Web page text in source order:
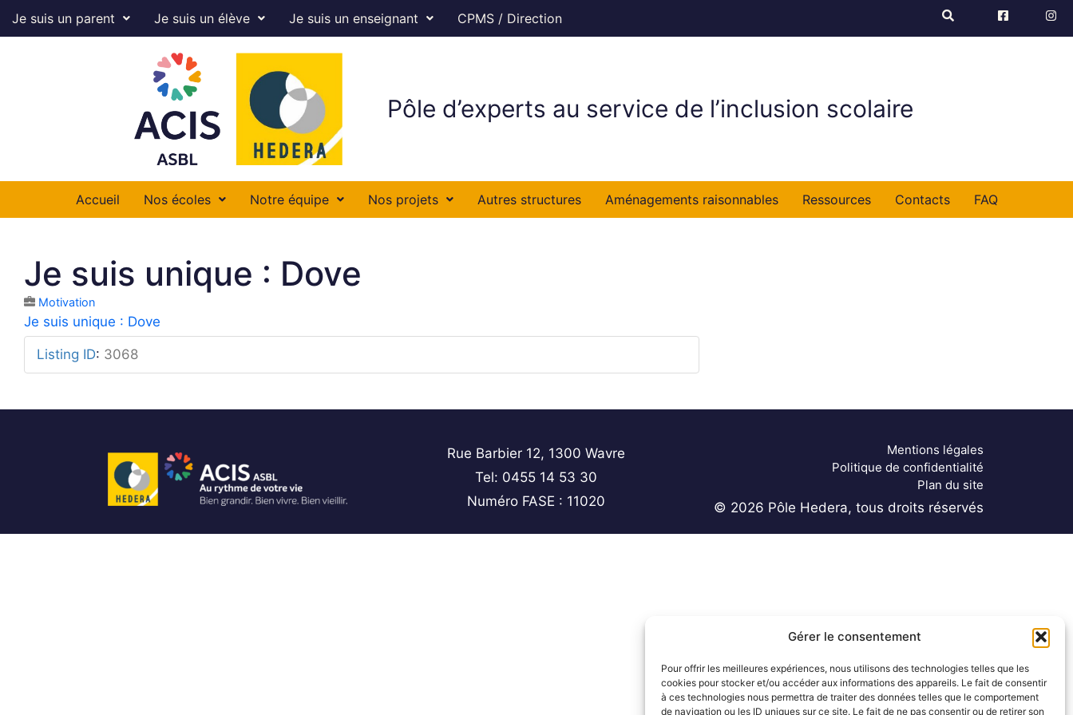
Gérer le consentement
Pour offrir les meilleures expériences, nous utilisons des technologies telles que les
cookies pour stocker et/ou accéder aux informations des appareils. Le fait de consentir
à ces technologies nous permettra de traiter des données telles que le comportement
de navigation ou les ID uniques sur ce site. Le fait de ne pas consentir ou de retirer son
Je suis un parent Je suis un élève Je suis un enseignant CPMS / Direction
Pôle d’experts au service de l’inclusion scolaire
Accueil Nos écoles Notre équipe Nos projets Autres structures Aménagements raisonnables Ressources Contacts FAQ
Je suis unique : Dove
Motivation
Je suis unique : Dove
Listing ID: 3068
Rue Barbier 12, 1300 Wavre
Tel: 0455 14 53 30
Numéro FASE : 11020
Mentions légales
Politique de confidentialité
Plan du site
© 2026 Pôle Hedera, tous droits réservés